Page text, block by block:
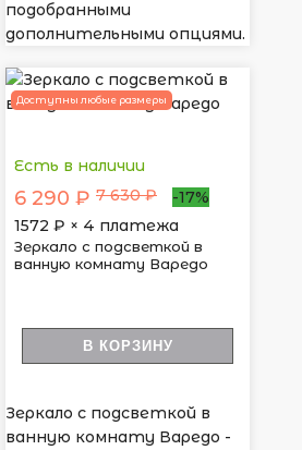
подобранными
дополнительными опциями.
Доступны любые размеры
Есть в наличии
6 290 ₽ 7 630 ₽
-17%
1572 ₽ × 4 платежа
Зеркало с подсветкой в
ванную комнату Варедо
В КОРЗИНУ
Зеркало с подсветкой в
ванную комнату Варедо -